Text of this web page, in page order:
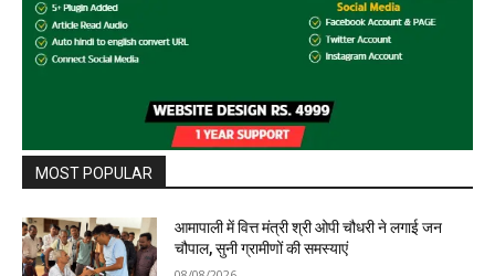
MOST POPULAR
आमापाली में वित्त मंत्री श्री ओपी चौधरी ने लगाई जन
चौपाल, सुनी ग्रामीणों की समस्याएं